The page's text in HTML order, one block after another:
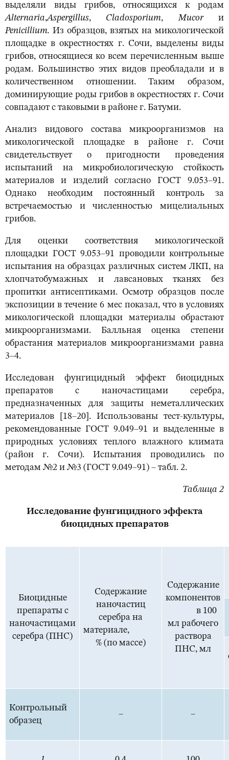
выделяли виды грибов, относящихся к родам
Alternaria,Aspergillus, Cladosporium,Mucorи
Penicillium. Из образцов, взятых на микологической
площадке в окрестностях г. Сочи, выделены виды
грибов, относящиеся ко всем перечисленным выше
родам. Большинство этих видов преобладали и в
количественном отношении. Таким образом,
доминирующие роды грибов в окрестностях г. Сочи
совпадают с таковыми в районе г. Батуми.
Анализ видового состава микроорганизмов на
микологической площадке в районе г. Сочи
свидетельствует о пригодности проведения
испытаний на микробиологическую стойкость
материалов и изделий согласно ГОСТ 9.053–91.
Однако необходим постоянный контроль за
встречаемостью и численностью мицелиальных
грибов.
Для оценки соответствия микологической
площадки ГОСТ 9.053–91 проводили контрольные
испытания на образцах различных систем ЛКП, на
хлопчатобумажных и лавсановых тканях без
пропитки антисептиками. Осмотр образцов после
экспозиции в течение 6 мес показал, что в условиях
микологической площадки материалы обрастают
микроорганизмами. Балльная оценка степени
обрастания материалов микроорганизмами равна
3–4.
Исследован фунгицидный эффект биоцидных
препаратов с наночастицами серебра,
предназначенных для защиты неметаллических
материалов [18–20]. Использованы тест-культуры,
рекомендованные ГОСТ 9.049–91 и выделенные в
природных условиях теплого влажного климата
(район г. Сочи). Испытания проводились по
методам №2 и №3 (ГОСТ 9.049–91) – табл. 2.
Таблица 2
Исследование фунгицидного эффекта
биоцидных препаратов
Биоцидные
препараты с
наночастицами
серебра (ПНС)
Содержание
наночастиц
серебра на
материале,
% (по массе)
Содержание
компонентов
в 100
мл рабочего
раствора
ПНС, мл
Контрольный
образец
– –